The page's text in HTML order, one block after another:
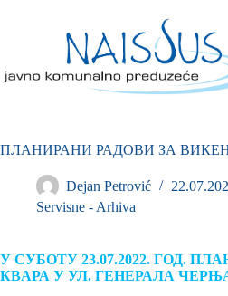
ПЛАНИРАНИ РАДОВИ ЗА
Dejan Petrović
Servisne - Arhiva
У СУБОТУ 23.07.2022. ГОД.
КВAРА У УЛ. ГЕНЕРАЛА